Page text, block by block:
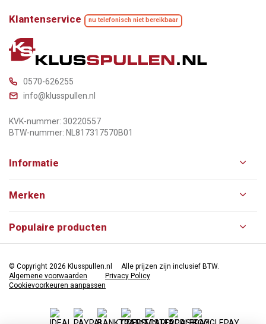
Klantenservice nu telefonisch niet bereikbaar
0570-626255
info@klusspullen.nl
KVK-nummer: 30220557
BTW-nummer: NL817317570B01
Informatie
Merken
Populaire producten
© Copyright 2026 Klusspullen.nl
Alle prijzen zijn inclusief BTW.
Algemene voorwaarden
Privacy Policy
Cookievoorkeuren aanpassen